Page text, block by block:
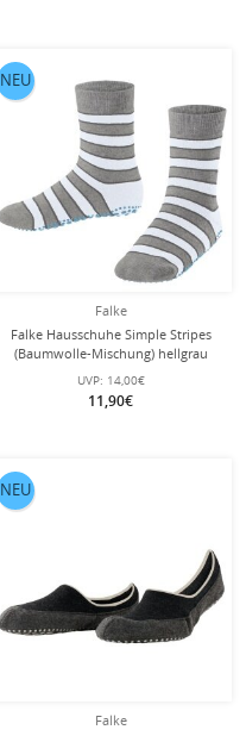
Falke
Falke Hausschuhe Simple Stripes
(Baumwolle-Mischung) hellgrau
Kinder
UVP: 14,00€
11,90€
NEU
Falke
NEU